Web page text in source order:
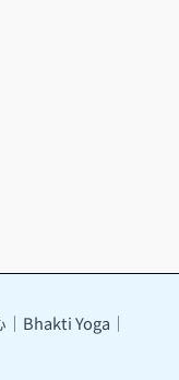
Bhakti Yoga｜